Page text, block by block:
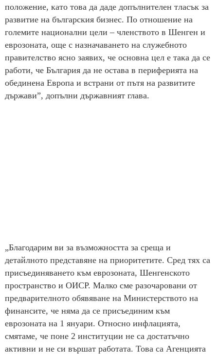
положение, като това да даде допълнителен тласък за
развитие на българския бизнес. По отношение на
големите национални цели – членството в Шенген и
еврозоната, още с назначаването на служебното
правителство ясно заявих, че основна цел е така да се
работи, че България да не остава в периферията на
обединена Европа и встрани от пътя на развитите
държави”, допълни държавният глава.
„Благодарим ви за възможността за среща и
детайлното представяне на приоритетите. Сред тях са
присъединяването към еврозоната, Шенгенското
пространство и ОИСР. Малко сме разочаровани от
предварителното обявяване на Министерството на
финансите, че няма да се присъединим към
еврозоната на 1 януари. Относно инфлацията,
смятаме, че поне 2 институции не са достатъчно
активни и не си вършат работата. Това са Агенцията